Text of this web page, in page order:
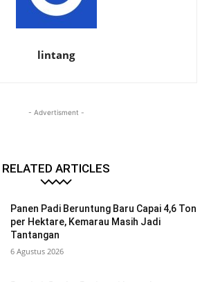
lintang
- Advertisment -
RELATED ARTICLES
Panen Padi Beruntung Baru Capai 4,6 Ton
per Hektare, Kemarau Masih Jadi
Tantangan
6 Agustus 2026